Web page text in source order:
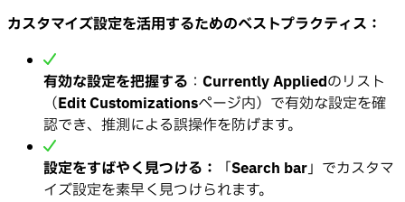
カスタマイズ設定を活用するためのベストプラクティス：
有効な設定を把握する ： Currently Appliedのリスト
（Edit Customizationsページ内）で有効な設定を確
認でき、推測による誤操作を防げます。
設定をすばやく見つける：
「Search bar」でカスタマ
イズ設定を素早く見つけられます。